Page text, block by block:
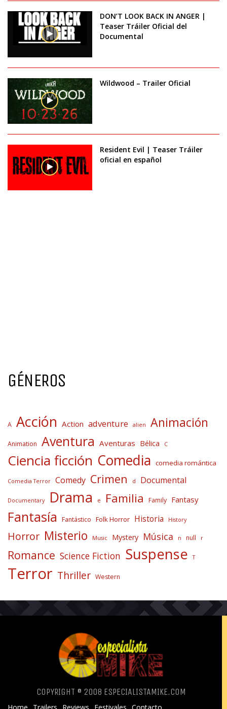
DON’T LOOK BACK IN ANGER |
Teaser Tráiler Oficial del
Documental
Wildwood – Trailer Oficial
Resident Evil | Teaser Tráiler
oficial en español
GÉNEROS
A Acción Action adventure alien Animación
Animation Aventura Aventuras Bélica C
Ciencia ficción Comedia comedia romántica
Comedia Terror Comedy Crimen d Documental
Documentary Drama e Familia Family Fantasy
Fantasía Fantástico Folk Horror Historia History
Horror Misterio Music Mystery Música n null r
Romance Science Fiction Suspense T
Terror Thriller Western
COPYRIGHT ® 2008 ESPECIALISTAMIKE.COM